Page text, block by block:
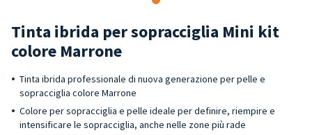
Tinta ibrida per sopracciglia Mini kit
colore Marrone
Tinta ibrida professionale di nuova generazione per pelle e
sopracciglia colore Marrone
Colore per sopracciglia e pelle ideale per definire, riempire e
intensificare le sopracciglia, anche nelle zone più rade